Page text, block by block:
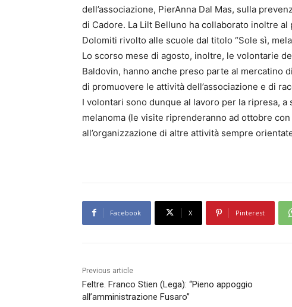
dell’associazione, PierAnna Dal Mas, sulla
di Cadore. La Lilt Belluno ha collaborato inoltre
Dolomiti rivolto alle scuole dal titolo “Sole sì,
Lo scorso mese di agosto, inoltre, le volontarie
Baldovin, hanno anche preso parte al mercatino
di promuovere le attività dell’associazione e di
I volontari sono dunque al lavoro per la ripresa,
melanoma (le visite riprenderanno ad ottobre
all’organizzazione di altre attività sempre
Facebook X Pinterest
Previous article
Feltre. Franco Stien (Lega): “Pieno appoggio
all’amministrazione Fusaro”